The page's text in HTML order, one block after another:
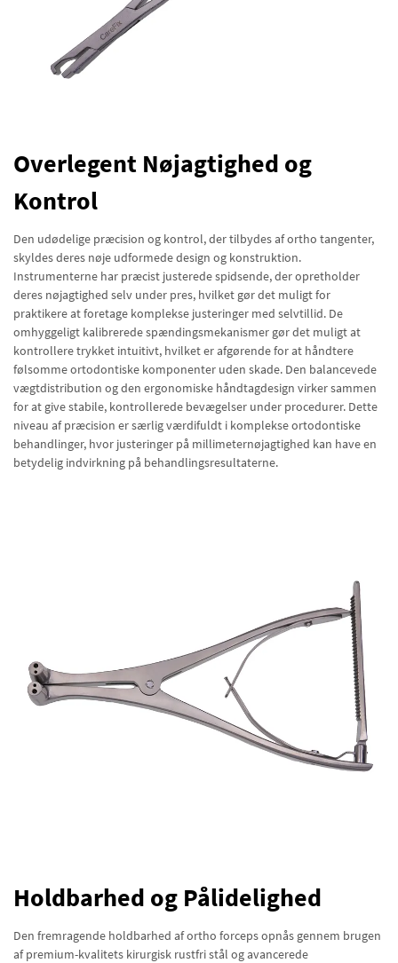
Overlegent Nøjagtighed og
Kontrol
Den udødelige præcision og kontrol, der tilbydes af ortho tangenter,
skyldes deres nøje udformede design og konstruktion.
Instrumenterne har præcist justerede spidsende, der opretholder
deres nøjagtighed selv under pres, hvilket gør det muligt for
praktikere at foretage komplekse justeringer med selvtillid. De
omhyggeligt kalibrerede spændingsmekanismer gør det muligt at
kontrollere trykket intuitivt, hvilket er afgørende for at håndtere
følsomme ortodontiske komponenter uden skade. Den balancevede
vægtdistribution og den ergonomiske håndtagdesign virker sammen
for at give stabile, kontrollerede bevægelser under procedurer. Dette
niveau af præcision er særlig værdifuldt i komplekse ortodontiske
behandlinger, hvor justeringer på millimeternøjagtighed kan have en
betydelig indvirkning på behandlingsresultaterne.
Holdbarhed og Pålidelighed
Den fremragende holdbarhed af ortho forceps opnås gennem brugen
af premium-kvalitets kirurgisk rustfri stål og avancerede